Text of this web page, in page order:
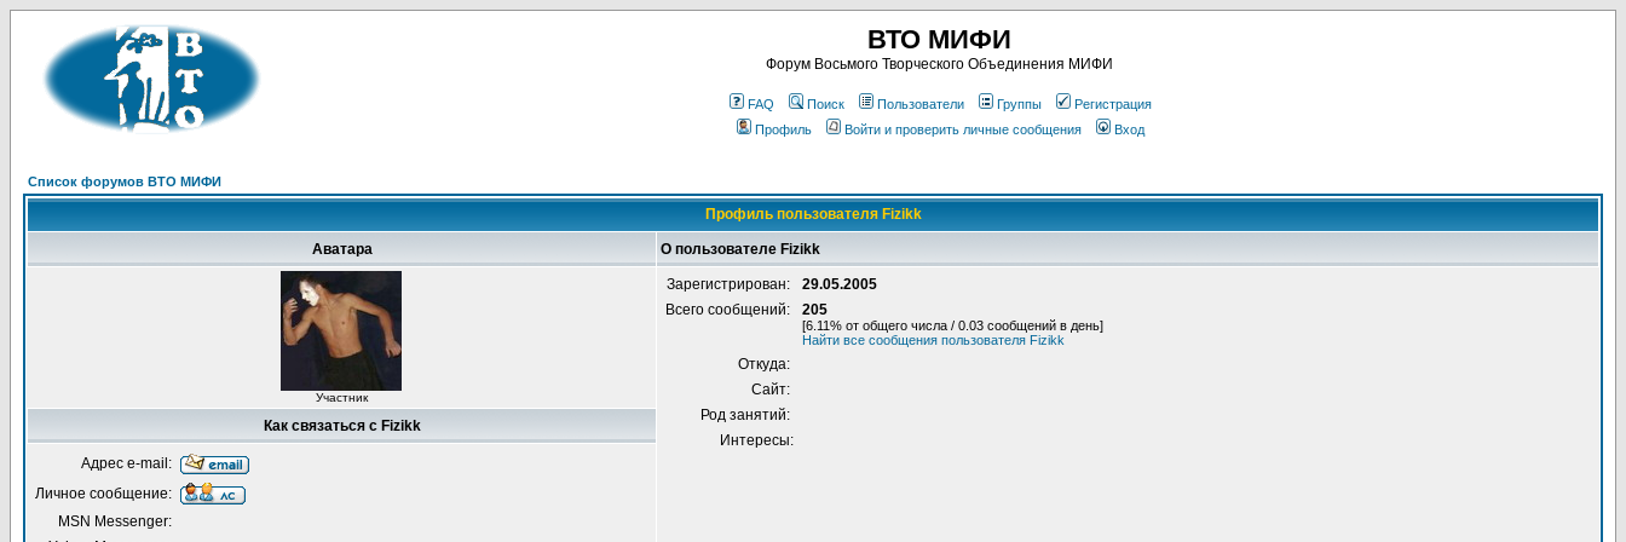
ВТО МИФИ
Форум Восьмого Творческого Объединения МИФИ
FAQ Поиск Пользователи Группы
Регистрация
Профиль
Войти и проверить личные сообщения Вход
Список форумов ВТО МИФИ
Профиль пользователя Fizikk
Аватара О пользователе Fizikk
Участник
Зарегистрирован:
29.05.2005
Всего сообщений:
205
[6.11% от общего числа / 0.03 сообщений в день]
Найти все сообщения пользователя Fizikk
Откуда:
Сайт:
Род занятий:
Интересы:
Как связаться с Fizikk
Адрес e-mail:
Личное сообщение:
MSN Messenger: